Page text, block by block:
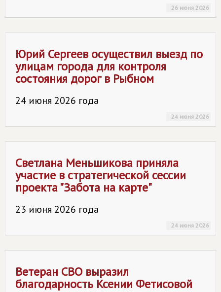
26 июня 2026
Юрий Сергеев осуществил выезд по
улицам города для контроля
состояния дорог в Рыбном
24 июня 2026 года
24 июня 2026
Светлана Меньшикова приняла
участие в стратегической сессии
проекта "Забота на карте"
23 июня 2026 года
24 июня 2026
Ветеран СВО выразил
благодарность Ксении Фетисовой